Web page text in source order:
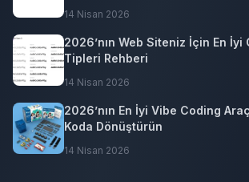
14 Nisan 2026
2026’nın Web Siteniz İçin En İyi
Tipleri Rehberi
14 Nisan 2026
2026’nın En İyi Vibe Coding
Koda Dönüştürün
14 Nisan 2026